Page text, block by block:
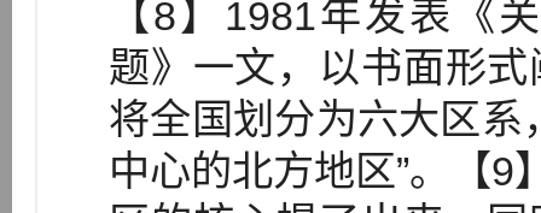
【8】1981年发表《
题》一文，以书面形
将全国划分为六大区系
中心的北方地区”。【9